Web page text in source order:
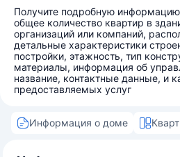
Получите подробную
общее количество квартир в
организаций или компаний,
детальные характеристики
постройки, этажность, тип
материалы, информация об
название, контактные данные, и
предоставляемых услуг
Информация о доме